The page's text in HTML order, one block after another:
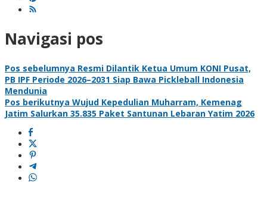
Navigasi pos
Pos sebelumnya Resmi Dilantik Ketua Umum KONI Pusat,
PB IPF Periode 2026–2031 Siap Bawa Pickleball Indonesia
Mendunia
Pos berikutnya Wujud Kepedulian Muharram, Kemenag
Jatim Salurkan 35.835 Paket Santunan Lebaran Yatim 2026